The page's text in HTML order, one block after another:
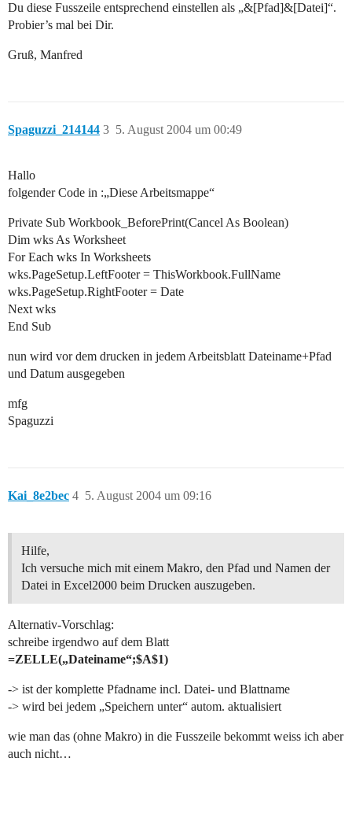
Du diese Fusszeile entsprechend einstellen als „&[Pfad]&[Datei]“.
Probier’s mal bei Dir.
Gruß, Manfred
Spaguzzi_214144 5. August 2004 um 00:49
3
Hallo
folgender Code in :„Diese Arbeitsmappe“
Private Sub Workbook_BeforePrint(Cancel As Boolean)
Dim wks As Worksheet
For Each wks In Worksheets
wks.PageSetup.LeftFooter = ThisWorkbook.FullName
wks.PageSetup.RightFooter = Date
Next wks
End Sub
nun wird vor dem drucken in jedem Arbeitsblatt Dateiname+Pfad
und Datum ausgegeben
mfg
Spaguzzi
Kai_8e2bec 5. August 2004 um 09:16
4
Hilfe,
Ich versuche mich mit einem Makro, den Pfad und Namen der
Datei in Excel2000 beim Drucken auszugeben.
Alternativ-Vorschlag:
schreibe irgendwo auf dem Blatt
=ZELLE(„Dateiname“;$A$1)
-> ist der komplette Pfadname incl. Datei- und Blattname
-> wird bei jedem „Speichern unter“ autom. aktualisiert
wie man das (ohne Makro) in die Fusszeile bekommt weiss ich aber
auch nicht…